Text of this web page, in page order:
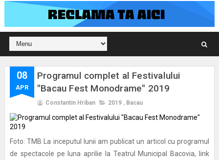
08
APR
Programul complet al Festivalului
"Bacau Fest Monodrame" 2019
Constantin Hriban 2019 , Bacau
Foto: TMB La inceputul lunii am publicat un articol cu programul
de spectacole pe luna aprilie la Teatrul Municipal Bacovia, link